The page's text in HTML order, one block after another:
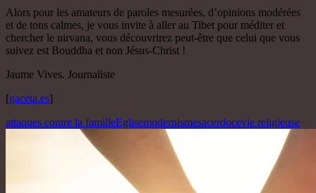
Alors pour les amateurs de paroles mesurées, d’opinions modérées
et de tons calmes, je vous invite à aller au Tibet pour méditer et
chercher le nirvana, vous découvrirez peut-être que celui que vous
suivez est Bouddha et non Jésus-Christ !
Jaume Vives. Journaliste
[gaceta.es]
attaques contre la familleEglisemodernismesacerdocevie religieuse